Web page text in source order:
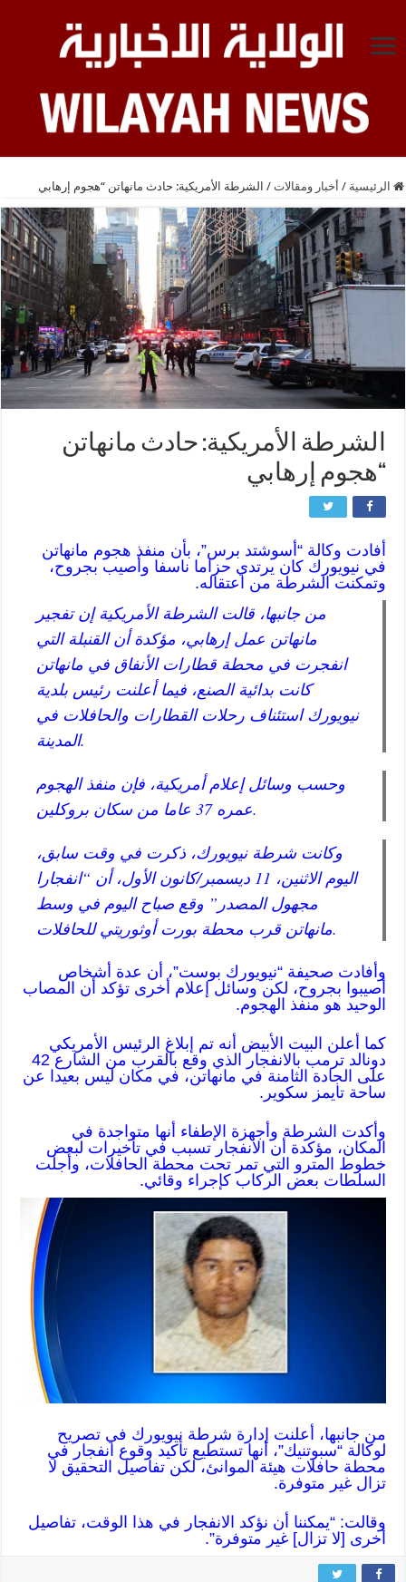
الرئيسية / أخبار ومقالات / الشرطة الأمريكية: حادث مانهاتن “هجوم إرهابي
الشرطة الأمريكية: حادث مانهاتن
“هجوم إرهابي
أفادت وكالة “أسوشتد برس”، بأن منفذ هجوم مانهاتن
في نيويورك كان يرتدي حزاما ناسفا وأصيب بجروح،
وتمكنت الشرطة من اعتقاله.
من جانبها، قالت الشرطة الأمريكية إن تفجير
مانهاتن عمل إرهابي، مؤكدة أن القنبلة التي
انفجرت في محطة قطارات الأنفاق في مانهاتن
كانت بدائية الصنع، فيما أعلنت رئيس بلدية
نيويورك استئناف رحلات القطارات والحافلات في
المدينة.
وحسب وسائل إعلام أمريكية، فإن منفذ الهجوم
عمره 37 عاما من سكان بروكلين.
وكانت شرطة نيويورك، ذكرت في وقت سابق،
اليوم الاثنين، 11 ديسمبر/كانون الأول، أن “انفجارا
مجهول المصدر” وقع صباح اليوم في وسط
مانهاتن قرب محطة بورت أوثوريتي للحافلات.
وأفادت صحيفة “نيويورك بوست”، أن عدة أشخاص
أصيبوا بجروح، لكن وسائل إعلام أخرى تؤكد أن المصاب
الوحيد هو منفذ الهجوم.
كما أعلن البيت الأبيض أنه تم إبلاغ الرئيس الأمريكي
دونالد ترمب بالانفجار الذي وقع بالقرب من الشارع 42
على الجادة الثامنة في مانهاتن، في مكان ليس بعيدا عن
ساحة تايمز سكوير.
وأكدت الشرطة وأجهزة الإطفاء أنها متواجدة في
المكان، مؤكدة أن الانفجار تسبب في تأخيرات لبعض
خطوط المترو التي تمر تحت محطة الحافلات، وأجلت
السلطات بعض الركاب كإجراء وقائي.
من جانبها، أعلنت إدارة شرطة نيويورك في تصريح
لوكالة “سبوتنيك”، أنها تستطيع تأكيد وقوع انفجار في
محطة حافلات هيئة الموانئ، لكن تفاصيل التحقيق لا
تزال غير متوفرة.
وقالت: “يمكننا أن نؤكد الانفجار في هذا الوقت، تفاصيل
أخرى [لا تزال] غير متوفرة”.​